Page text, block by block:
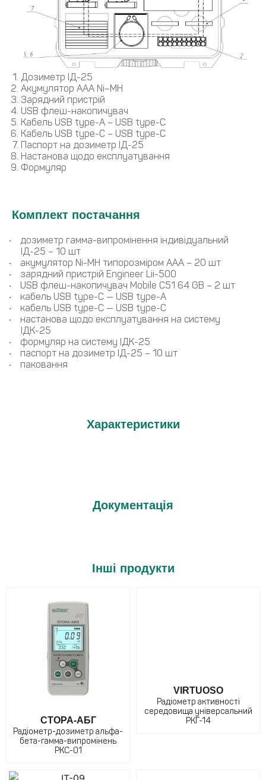
Дозиметр ІД-25
Акумулятор ААА Ni–MH
Зарядний пристрій
USB флеш-накопичувач
Кабель USB type-A – USB type-C
Кабель USB type-C – USB type-C
Паспорт на дозиметр ІД-25
Настанова щодо експлуатування
Формуляр
Комплект постачання
дозиметр гамма-випромінення індивідуальний
ІД-25 – 10 шт
акумулятор Ni-MH типорозміром ААА – 20 шт
зарядний пристрій Engineer Lii-500
USB флеш-накопичувач Mobile C51 64 GB – 2 шт
кабель USB type-C — USB type-A
кабель USB type-C — USB type-С
настанова щодо експлуатування на систему
ІДК-25
формуляр на систему ІДК-25
паспорт на дозиметр ІД-25 – 10 шт
паковання
Характеристики
Документація
Інші продукти
СТОРА-АБГ
Радіометр-дозиметр альфа-
бета-гамма-випромінень
РКС-01
VIRTUOSO
Радіометр активності
середовища універсальний
РКГ-14